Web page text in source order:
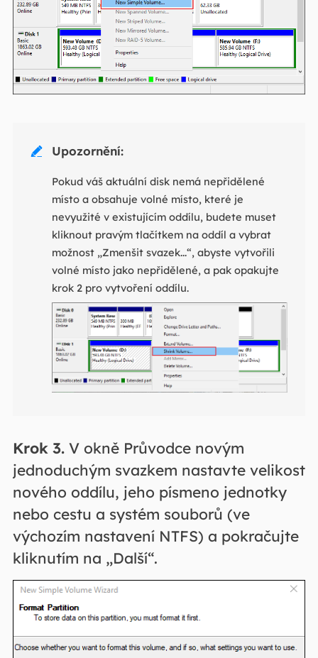
 Upozornění:
Pokud váš aktuální disk nemá nepřidělené
místo a obsahuje volné místo, které je
nevyužité v existujícím oddílu, budete muset
kliknout pravým tlačítkem na oddíl a vybrat
možnost „Zmenšit svazek...“, abyste vytvořili
volné místo jako nepřidělené, a pak opakujte
krok 2 pro vytvoření oddílu.
Krok 3.V okně Průvodce novým
jednoduchým svazkem nastavte velikost
nového oddílu, jeho písmeno jednotky
nebo cestu a systém souborů (ve
výchozím nastavení NTFS) a pokračujte
kliknutím na „Další“.